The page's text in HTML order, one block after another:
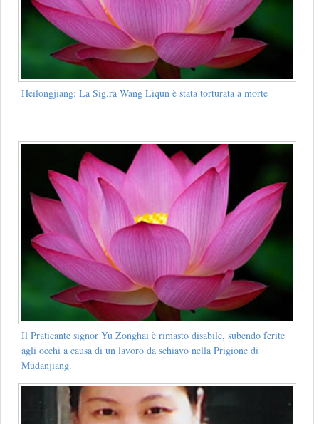
Heilongjiang: La Sig.ra Wang Liqun è stata torturata a morte
Il Praticante signor Yu Zonghai è rimasto disabile, subendo ferite
agli occhi a causa di un lavoro da schiavo nella Prigione di
Mudanjiang.